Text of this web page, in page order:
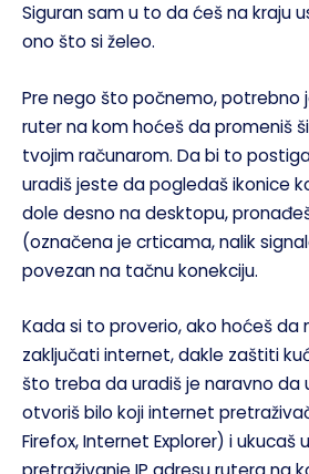
Siguran sam u to da ćeš na kraju
ono što si želeo.
Pre nego što počnemo, potrebno
ruter na kom hoćeš da promeniš
tvojim računarom. Da bi to
uradiš jeste da pogledaš ikonice
dole desno na desktopu,
(označena je crticama, nalik
povezan na tačnu konekciju.
Kada si to proverio, ako hoćeš da
zaključati internet, dakle zaštiti
što treba da uradiš je naravno da
otvoriš bilo koji internet
Firefox, Internet Explorer) i ukucaš